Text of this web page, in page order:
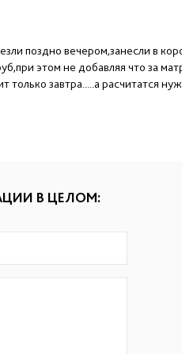
поздно вечером,занесли в
этом не добавляя что за
только завтра.....а расчитатся
В ЦЕЛОМ: